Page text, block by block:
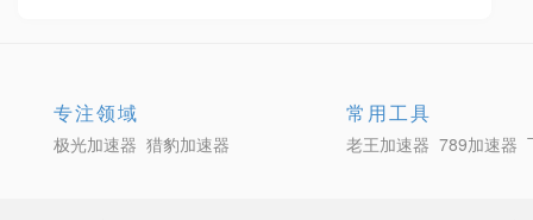
专注领域
极光加速器 猎豹加速器
常用工具
老王加速器 789加速器